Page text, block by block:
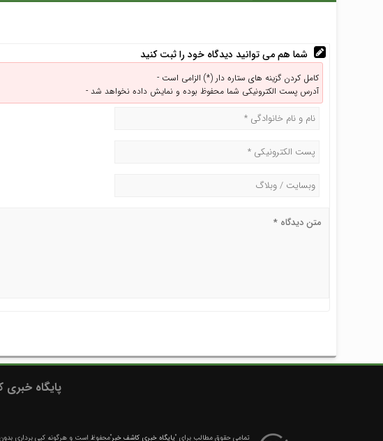
شما هم می توانید دیدگاه خود را ثبت کنید
کامل کردن گزینه های ستاره دار (*) الزامی است -
آدرس پست الکترونیکی شما محفوظ بوده و نمایش داده نخواهد شد -
پایگاه
تمامی حقوق مطالب برای "پایگاه خبری کاشف خبر"محفوظ است و هرگونه کپی برداری